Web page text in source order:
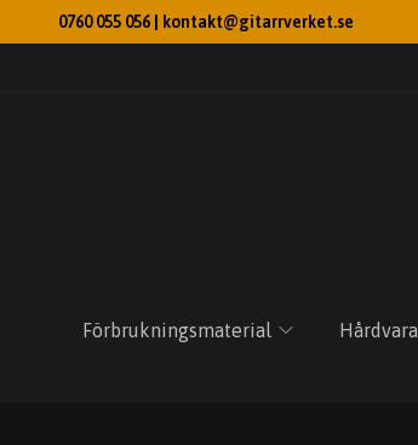
0760 055 056 | kontakt@gitarrverket.se
Förbrukningsmaterial Hårdvara